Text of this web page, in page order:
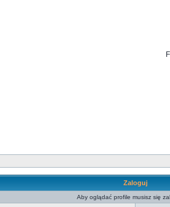
Zaloguj
Aby oglądać profile musisz się